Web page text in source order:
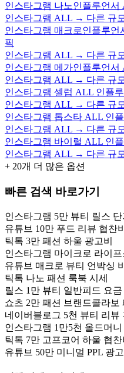
인스타그램 나노인플루언서
인스타그램 ALL → 다른 규
인스타그램 매크로인플루
픽
인스타그램 ALL → 다른 규
인스타그램 메가인플루언서
인스타그램 ALL → 다른 규
인스타그램 셀럽 ALL 인플
인스타그램 ALL → 다른 규
인스타그램 톱스타 ALL 인
인스타그램 ALL → 다른 규
인스타그램 바이럴 ALL 인
인스타그램 ALL → 다른 규
+ 20개 더 많은 옵션
빠른 검색 바로가기
인스타그램 5만 뷰티 릴스
유튜브 10만 푸드 리뷰 협찬비
틱톡 3만 패션 하울 광고비
인스타그램 마이크로 라이
유튜브 매크로 뷰티 언박싱
틱톡 나노 패션 룩북 시세
릴스 1만 뷰티 일반피드 요금
쇼츠 2만 패션 브랜드콜라보
네이버블로그 5천 뷰티 리뷰
인스타그램 1만5천 올드머
틱톡 7만 고프코어 하울 협찬
유튜브 50만 미니멀 PPL 광고